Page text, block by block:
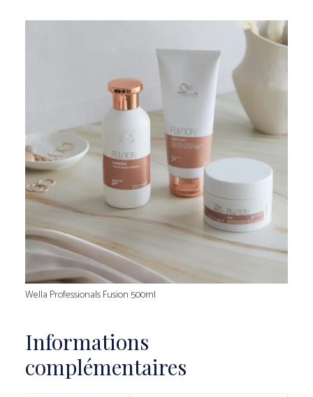
Wella Professionals Fusion 500ml
Informations
complémentaires